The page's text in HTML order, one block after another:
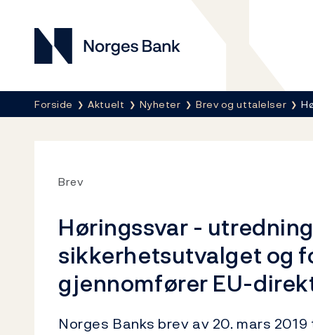
Norges Bank
Her er du nå:
Forside Aktuelt Nyheter Brev og uttalelser
Brev
Høringssvar -
sikkerhetsutvalget og
gjennomfører EU-
Norges Banks brev av 20. mars